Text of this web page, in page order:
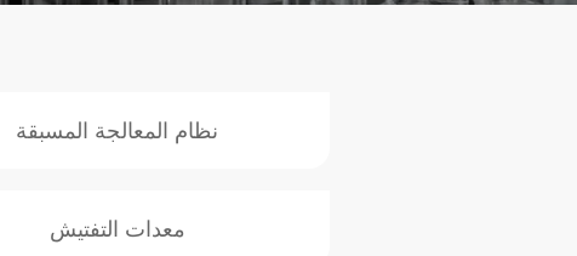
نظام المعالجة المسبقة
معدات التفتيش